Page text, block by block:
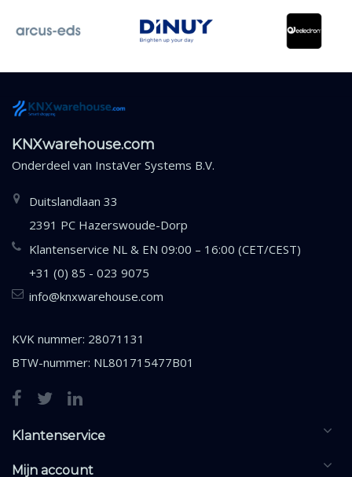
KNXwarehouse.com
Onderdeel van InstaVer Systems B.V.
Duitslandlaan 33
2391 PC Hazerswoude-Dorp
Klantenservice NL & EN 09:00 – 16:00 (CET/CEST)
+31 (0) 85 - 023 9075
info@knxwarehouse.com
KVK nummer: 28071131
BTW-nummer: NL801715477B01
Klantenservice
Mijn account